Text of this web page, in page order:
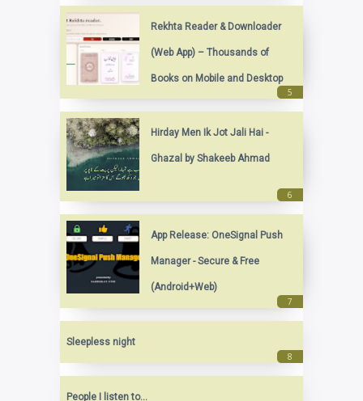
Rekhta Reader & Downloader
(Web App) – Thousands of
Books on Mobile and Desktop
Hirday Men Ik Jot Jali Hai -
Ghazal by Shakeeb Ahmad
App Release: OneSignal Push
Manager - Secure & Free
(Android+Web)
Sleepless night
People I listen to...